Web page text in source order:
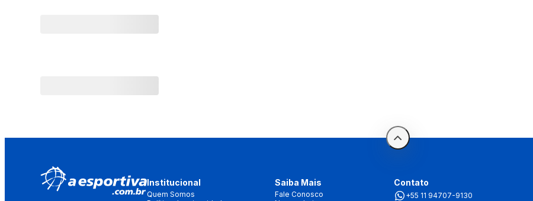
Institucional
Quem Somos
Saiba Mais
Fale Conosco
Contato
+55 11 94707-9130